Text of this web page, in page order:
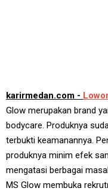
karirmedan.com -
Glow merupakan brand
bodycare. Produknya
terbukti keamanannya.
produknya minim efek
mengatasi berbagai
MS Glow membuka